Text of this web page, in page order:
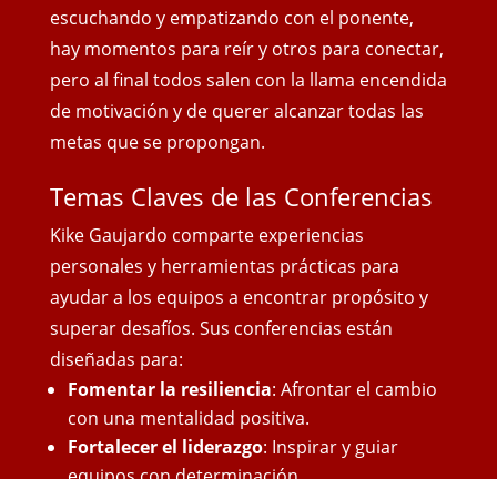
escuchando y empatizando con el ponente,
hay momentos para reír y otros para conectar,
pero al final todos salen con la llama encendida
de motivación y de querer alcanzar todas las
metas que se propongan.
Temas Claves de las Conferencias
Kike Gaujardo comparte experiencias
personales y herramientas prácticas para
ayudar a los equipos a encontrar propósito y
superar desafíos. Sus conferencias están
diseñadas para:
Fomentar la resiliencia: Afrontar el cambio
con una mentalidad positiva.
Fortalecer el liderazgo: Inspirar y guiar